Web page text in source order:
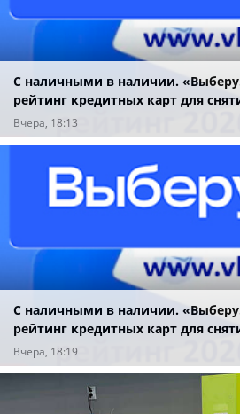
С наличными в наличии.
рейтинг кредитных карт для
года
Вчера, 18:13
С наличными в наличии.
рейтинг кредитных карт для
года
Вчера, 18:19